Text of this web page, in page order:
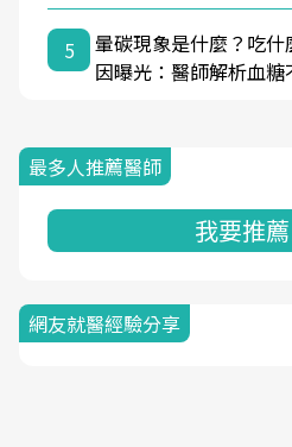
5
暈碳現象是什麼？吃
因曝光：醫師解析血糖
最多人推薦醫師
我要推
網友就醫經驗分享